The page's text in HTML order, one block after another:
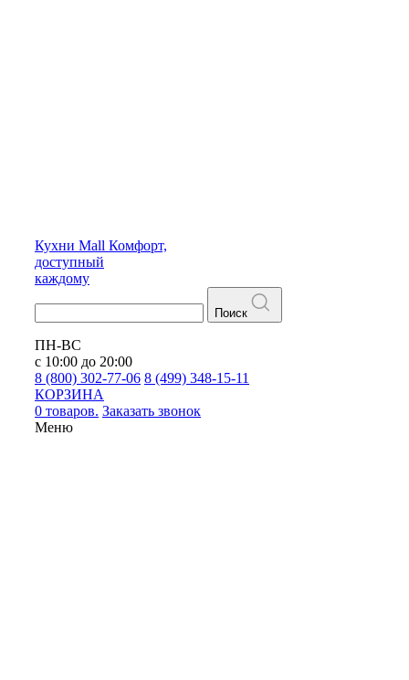
Кухни Mall Комфорт,
доступный
каждому
Поиск
ПН-ВС
с 10:00 до 20:00
8 (800) 302-77-06 8 (499) 348-15-11
КОРЗИНА
0 товаров. Заказать звонок
Меню